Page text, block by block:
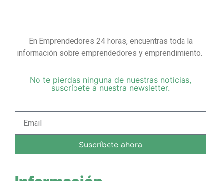
En Emprendedores 24 horas, encuentras toda la
información sobre emprendedores y emprendimiento.
No te pierdas ninguna de nuestras noticias,
suscríbete a nuestra newsletter.
Suscríbete ahora